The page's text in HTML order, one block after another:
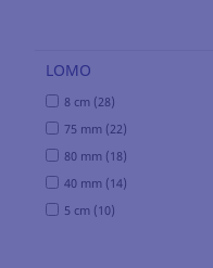
LOMO
8 cm (28)
75 mm (22)
80 mm (18)
40 mm (14)
5 cm (10)